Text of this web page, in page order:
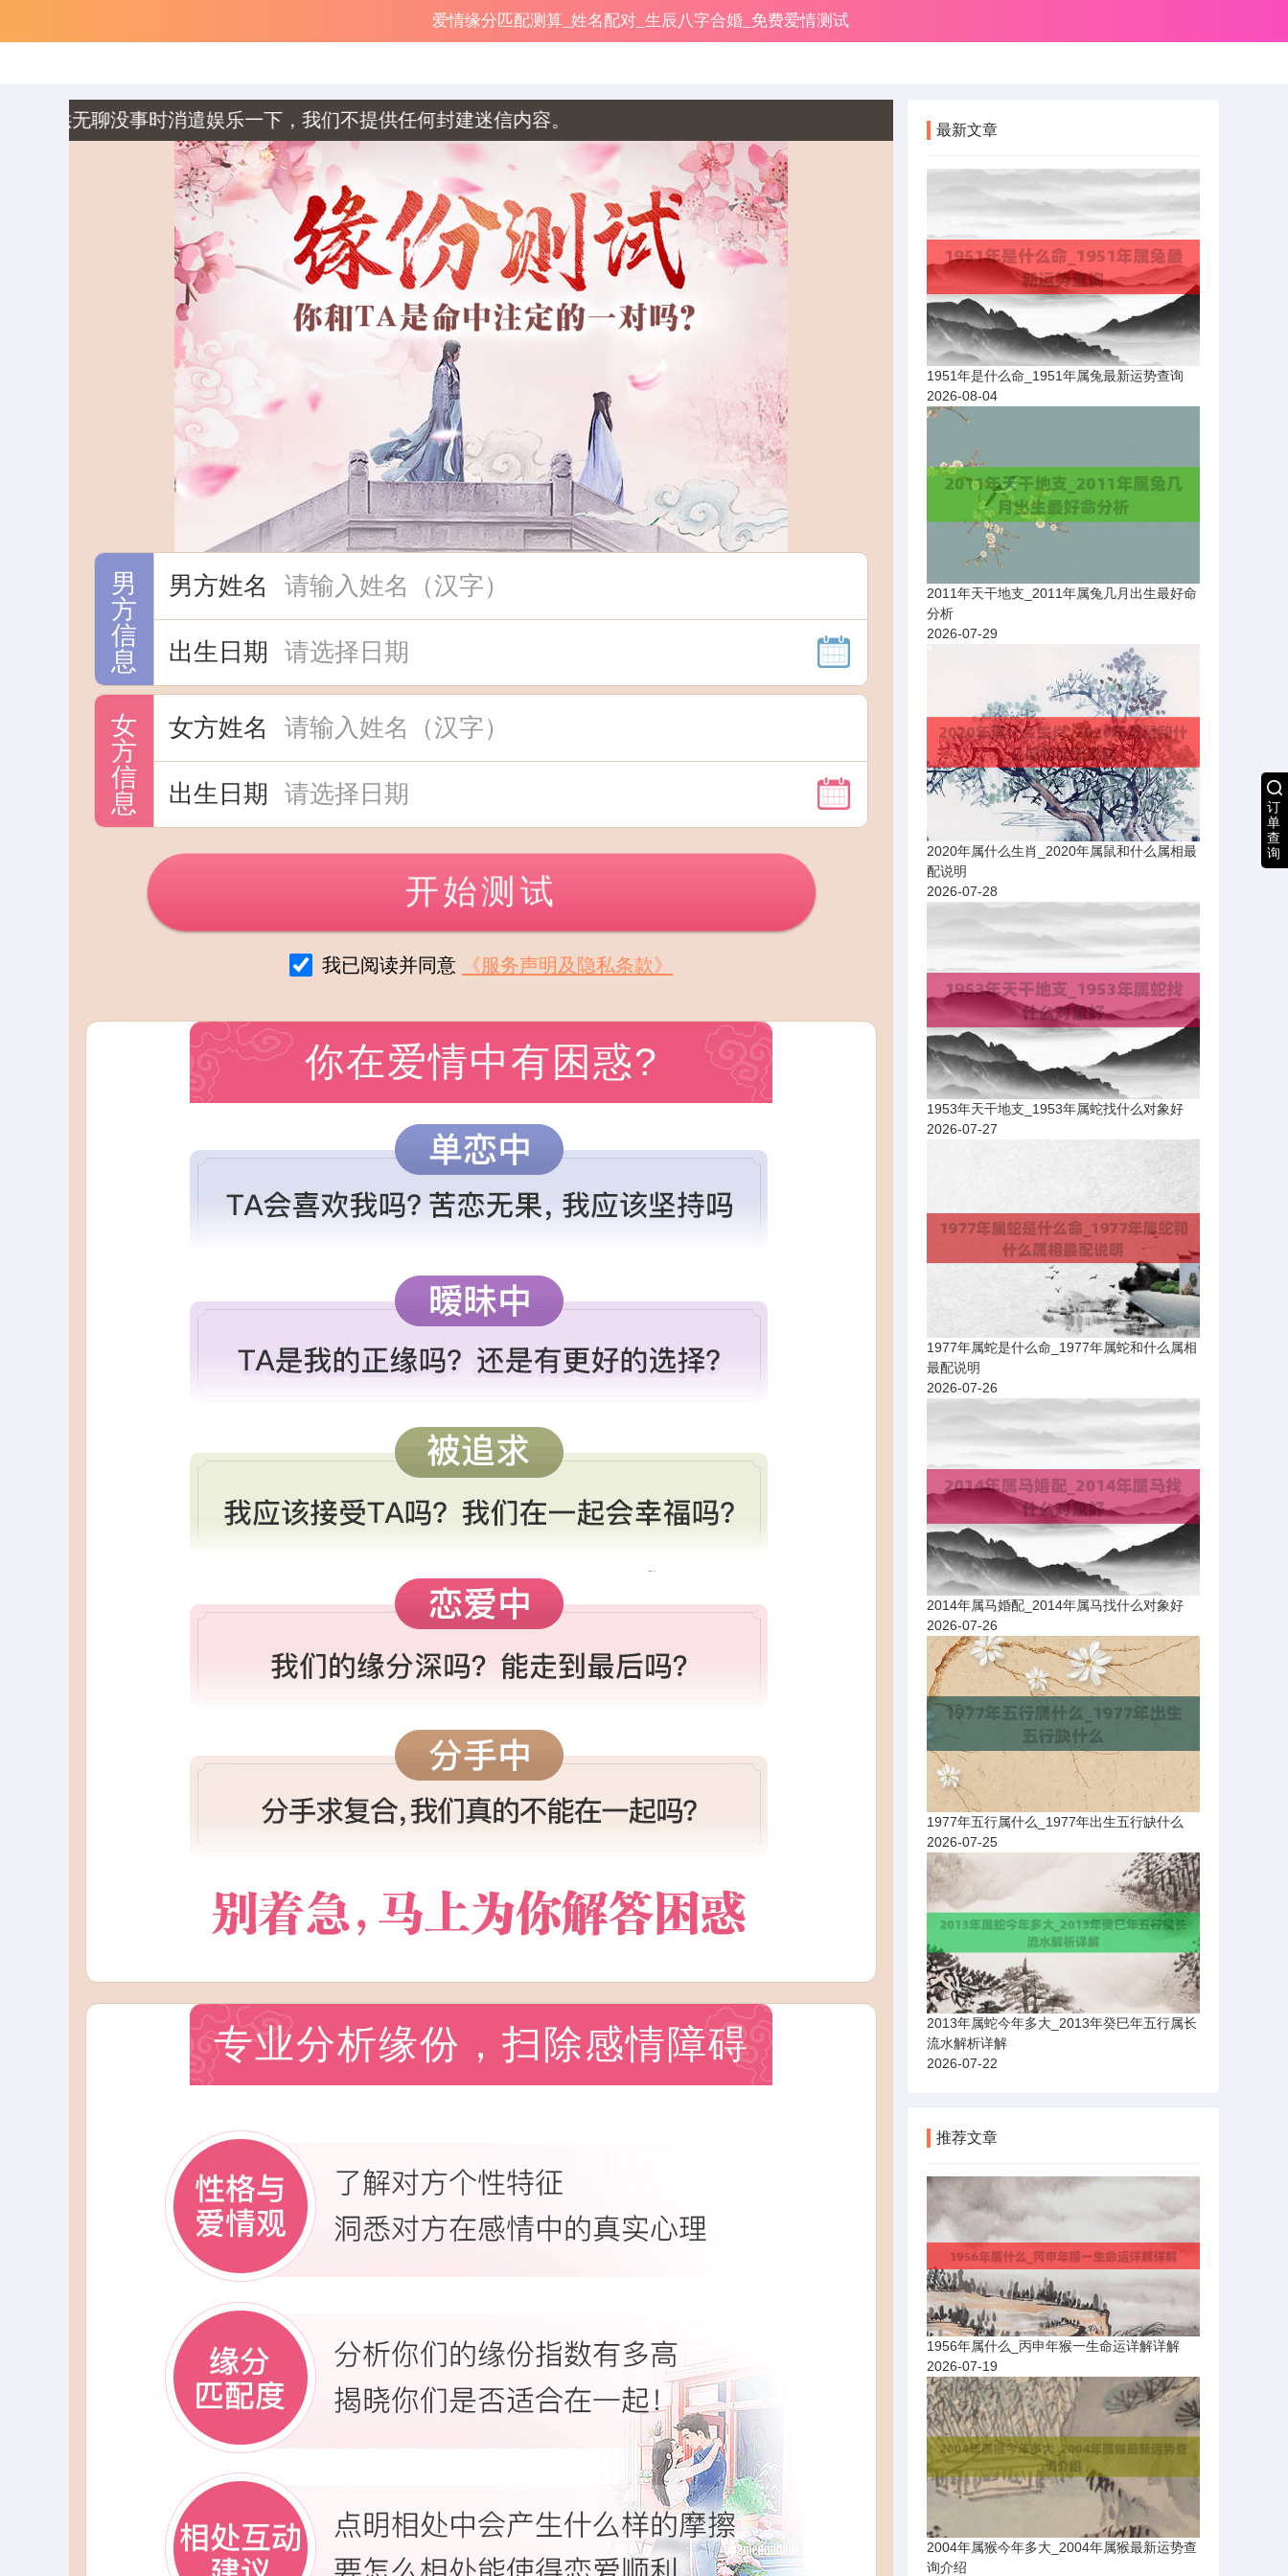
爱情缘分匹配测算_姓名配对_生辰八字合婚_免费爱情测试
订
单
查
询
事时消遣娱乐一下，我们不提供任何封建迷信内容。
男方姓名
出生日期
女方姓名
出生日期
开始测试
我已阅读并同意 《服务声明及隐私条款》
你在爱情中有困惑?
专业分析缘份，扫除感情障碍
最新文章
1951年是什么命_1951年属兔最新运势查询
2026-08-04
2011年天干地支_2011年属兔几月出生最好命
分析
2026-07-29
2020年属什么生肖_2020年属鼠和什么属相最
配说明
2026-07-28
1953年天干地支_1953年属蛇找什么对象好
2026-07-27
1977年属蛇是什么命_1977年属蛇和什么属相
最配说明
2026-07-26
2014年属马婚配_2014年属马找什么对象好
2026-07-26
1977年五行属什么_1977年出生五行缺什么
2026-07-25
2013年属蛇今年多大_2013年癸巳年五行属长
流水解析详解
2026-07-22
推荐文章
1956年属什么_丙申年猴一生命运详解详解
2026-07-19
2004年属猴今年多大_2004年属猴最新运势查
询介绍